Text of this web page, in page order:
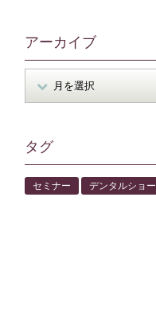
アーカイブ
タグ
セミナー デンタルショー